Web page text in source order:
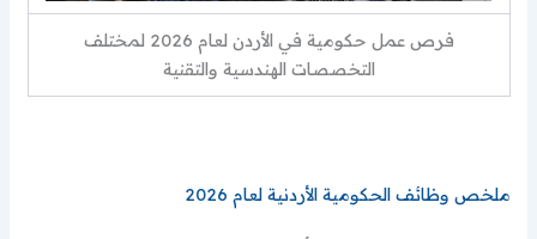
فرص عمل حكومية في الأردن لعام 2026 لمختلف
التخصصات الهندسية والتقنية
ملخص وظائف الحكومية الأردنية لعام 2026